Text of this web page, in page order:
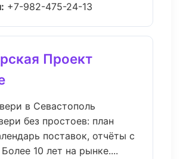
+7-982-475-24-13
Проект
в Севастополь
без простоев: план
поставок, отчёты с
10 лет на рынке....